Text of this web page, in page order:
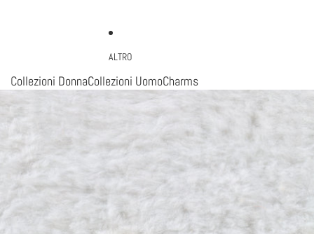
ALTRO
Collezioni DonnaCollezioni UomoCharms
Passa alle informazioni sul prodotto